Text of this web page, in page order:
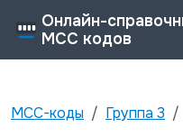
Онлайн-
MCC кодов
MCC-коды Группа 3